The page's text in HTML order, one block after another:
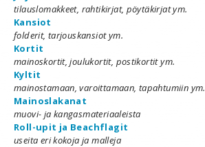
tilauslomakkeet, rahtikirjat, pöytäkirjat ym.
Kansiot
folderit, tarjouskansiot ym.
Kortit
mainoskortit, joulukortit, postikortit ym.
Kyltit
mainostamaan, varoittamaan, tapahtumiin ym.
Mainoslakanat
muovi- ja kangasmateriaaleista
Roll-upit ja Beachflagit
useita eri kokoja ja malleja